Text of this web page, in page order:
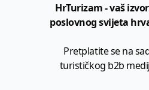
HrTurizam - vaš
poslovnog svijeta
Pretplatite se na
turističkog b2b